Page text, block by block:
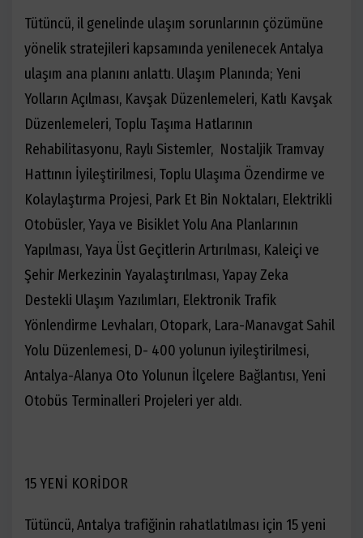
Tütüncü, il genelinde ulaşım sorunlarının çözümüne
yönelik stratejileri kapsamında yenilenecek Antalya
ulaşım ana planını anlattı. Ulaşım Planında; Yeni
Yolların Açılması, Kavşak Düzenlemeleri, Katlı Kavşak
Düzenlemeleri, Toplu Taşıma Hatlarının
Rehabilitasyonu, Raylı Sistemler, Nostaljik Tramvay
Hattının İyileştirilmesi, Toplu Ulaşıma Özendirme ve
Kolaylaştırma Projesi, Park Et Bin Noktaları, Elektrikli
Otobüsler, Yaya ve Bisiklet Yolu Ana Planlarının
Yapılması, Yaya Üst Geçitlerin Artırılması, Kaleiçi ve
Şehir Merkezinin Yayalaştırılması,Yapay Zeka
Destekli Ulaşım Yazılımları, Elektronik Trafik
Yönlendirme Levhaları, Otopark, Lara-Manavgat Sahil
Yolu Düzenlemesi, D- 400 yolunun iyileştirilmesi,
Antalya-Alanya Oto Yolunun İlçelere Bağlantısı, Yeni
Otobüs Terminalleri Projeleri yer aldı.
15 YENİ KORİDOR
Tütüncü, Antalya trafiğinin rahatlatılması için 15 yeni